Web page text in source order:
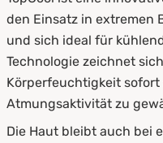
den Einsatz in extremen
und sich ideal für
Technologie zeichnet
Körperfeuchtigkeit
Atmungsaktivität zu
Die Haut bleibt auch bei